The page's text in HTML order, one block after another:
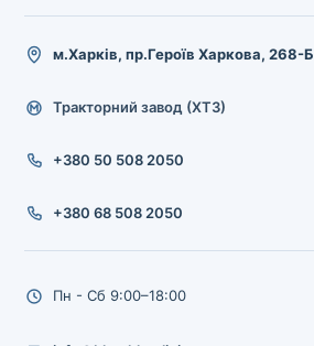
м.Харків, пр.Героїв Харкова, 268-Б
Тракторний завод (ХТЗ)
+380 50 508 2050
+380 68 508 2050
Пн - Сб 9:00–18:00